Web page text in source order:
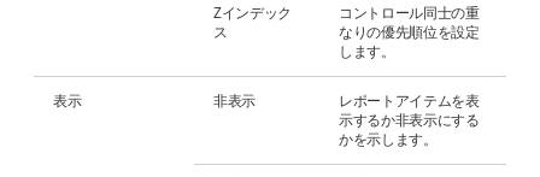
Zインデック
ス
コントロール同士の重
なりの優先順位を設定
します。
表示 非表示
レポートアイテムを表
示するか非表示にする
かを示します。